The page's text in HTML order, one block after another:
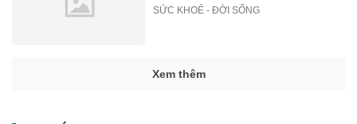
SỨC KHOẺ - ĐỜI SỐNG
Xem thêm